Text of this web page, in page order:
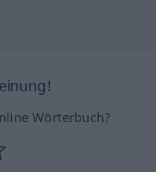
Wörterbuch?